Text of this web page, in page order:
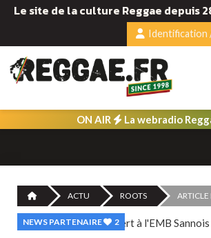
Le site de la culture Reggae depuis
Identification
ON AIR La webradio
ACTU ROOTS ARTICLE
NEWS PARTENAIRE 2